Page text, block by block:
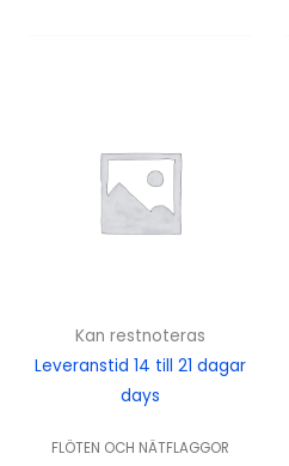
Kan restnoteras
Leveranstid 14 till 21 dagar
days
FLÖTEN OCH NÄTFLAGGOR